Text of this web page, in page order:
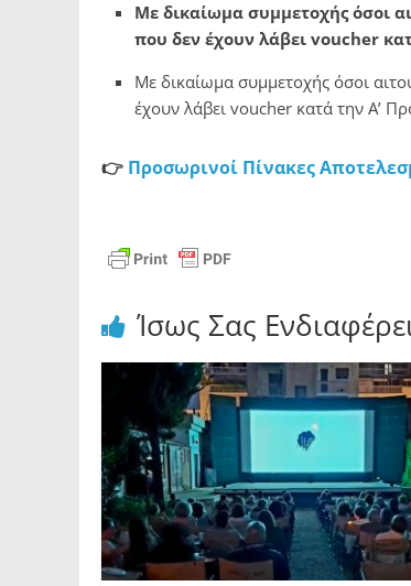
Με δικαίωμα συμμετοχής όσοι
που δεν έχουν λάβει voucher
Με δικαίωμα συμμετοχής όσοι
έχουν λάβει voucher κατά την Α’
👉 Προσωρινοί Πίνακες
Ίσως Σας